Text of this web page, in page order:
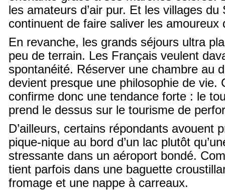
les amateurs d’air pur. Et les villages du
continuent de faire saliver les amoureux
En revanche, les grands séjours ultra
peu de terrain. Les Français veulent
spontanéité. Réserver une chambre au
devient presque une philosophie de vie.
confirme donc une tendance forte : le
prend le dessus sur le tourisme de
D’ailleurs, certains répondants avouent
pique-nique au bord d’un lac plutôt
stressante dans un aéroport bondé.
tient parfois dans une baguette
fromage et une nappe à carreaux.